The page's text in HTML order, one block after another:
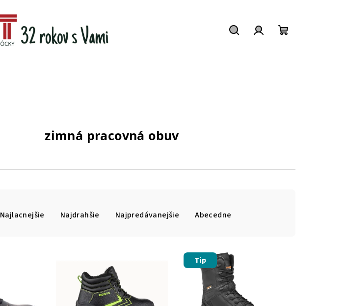
zimná pracovná obuv
Najlacnejšie Najdrahšie Najpredávanejšie Abecedne
Tip